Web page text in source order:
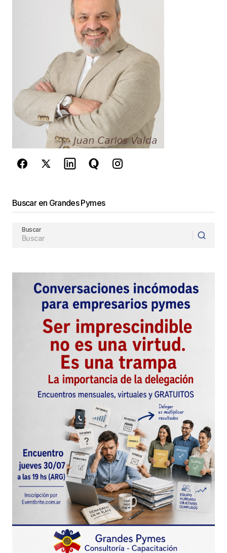
*
Guarda mi nombre, correo electrónico y web en
este navegador para la próxima vez que
comente.
Este sitio esta protegido por
reCAPTCHA y la Política de
privacidad y los Términos del servicio
Buscar en Grandes Pymes
Buscar